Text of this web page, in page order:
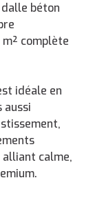
dalle béton
complète
idéale en
aussi
calme,